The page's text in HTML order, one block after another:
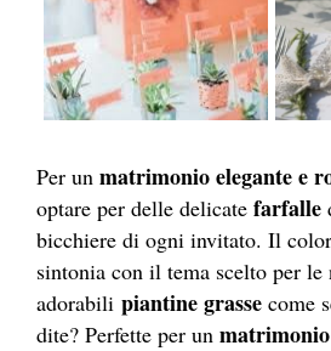
Per un matrimonio elegante e
optare per delle delicate farfalle
bicchiere di ogni invitato. Il
sintonia con il tema scelto per le
adorabili piantine grasse come
dite? Perfette per un